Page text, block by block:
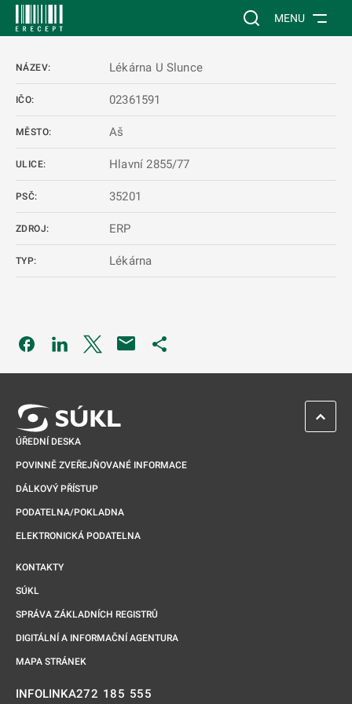
Vyhledávání na
MENU
NÁZEV: Lékárna U Slunce
IČO: 02361591
MĚSTO: Aš
ULICE: Hlavní 2855/77
PSČ: 35201
ZDROJ: ERP
TYP: Lékárna
Odkaz se otevře na nové kartě
Odkaz se otevře na nové kartě
Odkaz se otevře na nové kartě
ÚŘEDNÍ DESKA
POVINNĚ ZVEŘEJŇOVANÉ INFORMACE
DÁLKOVÝ PŘÍSTUP
PODATELNA/POKLADNA
ELEKTRONICKÁ PODATELNA
KONTAKTY
SÚKL
SPRÁVA ZÁKLADNÍCH REGISTRŮ
DIGITÁLNÍ A INFORMAČNÍ AGENTURA
MAPA STRÁNEK
INFOLINKA272 185 555
ZPĚT